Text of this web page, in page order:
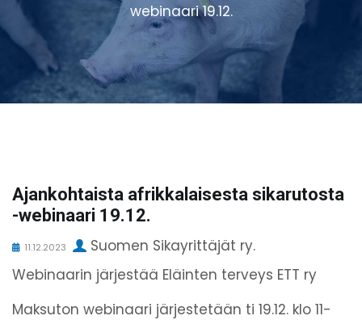
webinaari 19.12.
Ajankohtaista afrikkalaisesta sikarutosta
-webinaari 19.12.
11.12.2023
Suomen Sikayrittäjät ry.
Webinaarin järjestää Eläinten terveys ETT ry
Maksuton webinaari järjestetään ti 19.12. klo 11-